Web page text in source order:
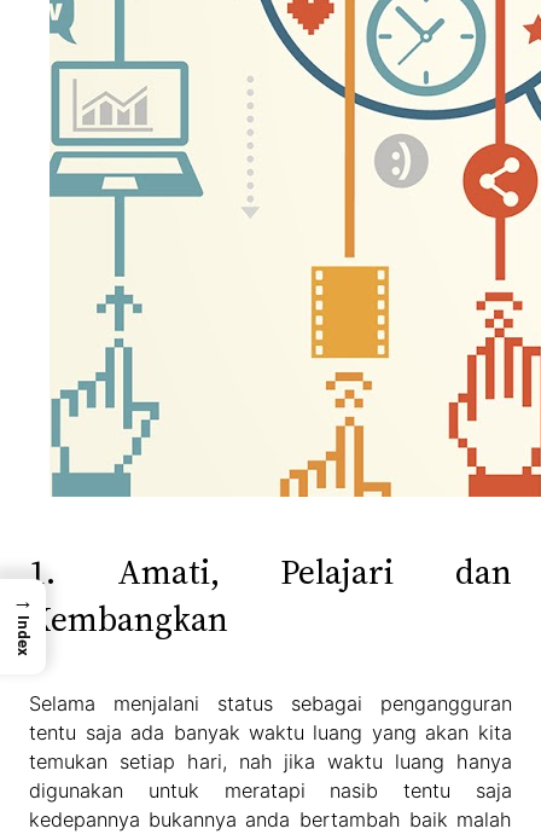
1. Amati, Pelajari dan
Kembangkan
Selama menjalani status sebagai pengangguran
tentu saja ada banyak waktu luang yang akan kita
temukan setiap hari, nah jika waktu luang hanya
digunakan untuk meratapi nasib tentu saja
kedepannya bukannya anda bertambah baik malah
→
Index